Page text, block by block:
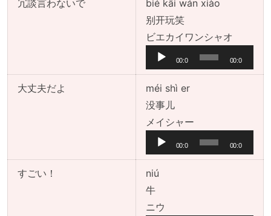
ヤ
ー
冗談言わないで
bié kāi wán xiào
别开玩笑
ビエカイワンシャオ
プ
00:0
0
00:0
0
大丈夫だよ
méi shì er
没事儿
メイシャー音
声
プ
00:0
0
00:0
0
すごい！
niú
牛
ニウ